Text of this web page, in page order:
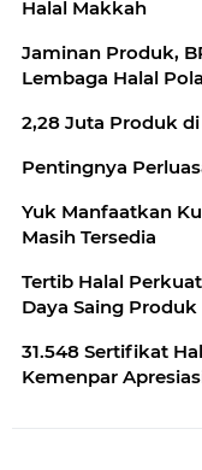
Halal Makkah
Jaminan Produk,
Lembaga Halal
2,28 Juta Produk
Pentingnya
Yuk Manfaatkan
Masih Tersedia
Tertib Halal
Daya Saing Produk
31.548 Sertifikat
Kemenpar